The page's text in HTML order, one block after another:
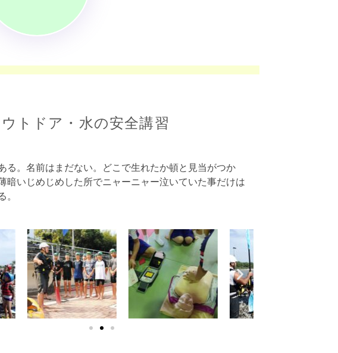
トドア・水の安全講習
る。名前はまだない。どこで生れたか頓と見当がつか
暗いじめじめした所でニャーニャー泣いていた事だけは
。